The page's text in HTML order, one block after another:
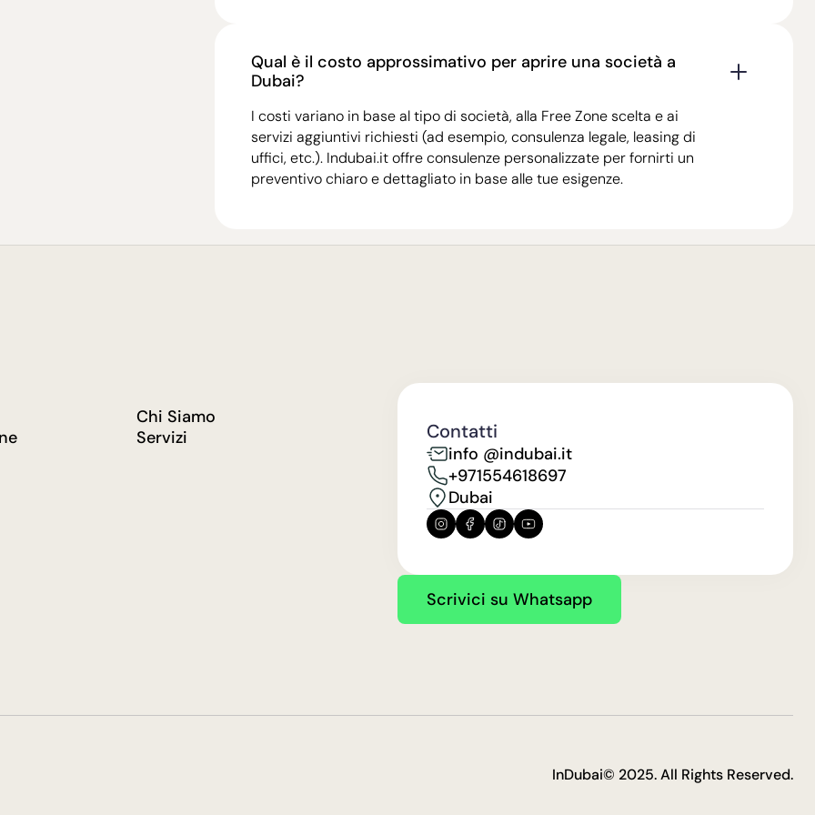
Qual è il costo approssimativo per aprire una società a
Dubai?
I costi variano in base al tipo di società, alla Free Zone scelta e ai
servizi aggiuntivi richiesti (ad esempio, consulenza legale, leasing di
uffici, etc.). Indubai.it offre consulenze personalizzate per fornirti un
preventivo chiaro e dettagliato in base alle tue esigenze.
Chi Siamo
Servizi
Contatti
info @indubai.it
+971554618697
Dubai
Scrivici su Whatsapp
InDubai© 2025. All Rights Reserved.